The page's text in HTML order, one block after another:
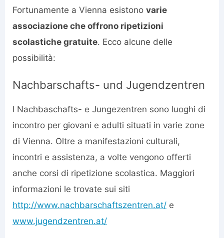
Fortunamente a Vienna esistono varie
associazione che offrono ripetizioni
scolastiche gratuite. Ecco alcune delle
possibilità:
Nachbarschafts- und Jugendzentren
I Nachbaschafts- e Jungezentren sono luoghi di
incontro per giovani e adulti situati in varie zone
di Vienna. Oltre a manifestazioni culturali,
incontri e assistenza, a volte vengono offerti
anche corsi di ripetizione scolastica. Maggiori
informazioni le trovate sui siti
http://www.nachbarschaftszentren.at/ e
www.jugendzentren.at/